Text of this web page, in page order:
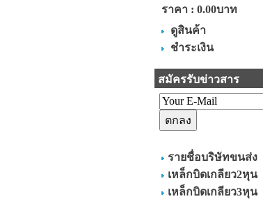
ราคา : 0.00บาท
ดูสินค้า
ชำระเงิน
สมัครรับข่าวสาร
รายชื่อบริษัทขนส่ง
เหล็กบิดเกลียว2หุน
เหล็กบิดเกลียว3หุน